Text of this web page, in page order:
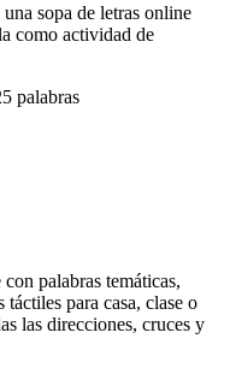
sopa de letras online
como actividad de
palabras
palabras temáticas,
para casa, clase o
las direcciones, cruces y